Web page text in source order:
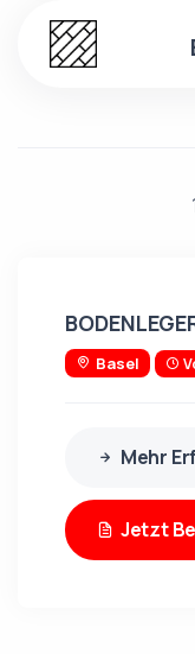
Basel
Mehr
Jetzt